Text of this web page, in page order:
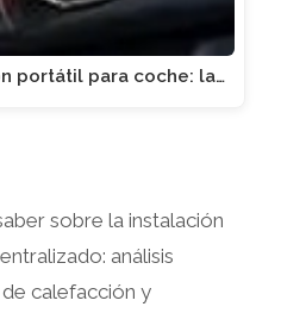
portátil para coche: la…
sobre la instalación
análisis
calefacción y